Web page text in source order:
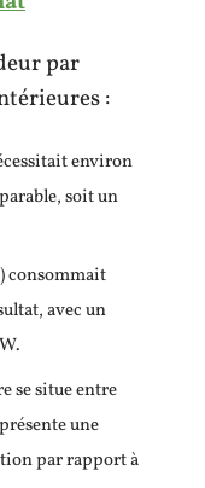
par
:
environ
soit un
consommait
avec un
se situe entre
une
par rapport à